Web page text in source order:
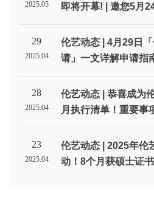
2025.05
即将开幕! | 邀您5月
29
2025.04
伦艺动态 | 4月29日
请」一文详解申请指
28
2025.04
伦艺动态 | 恭喜成为
月执行清单！重要事
23
2025.04
伦艺动态 | 2025年伦
动！8个月获硕士证书